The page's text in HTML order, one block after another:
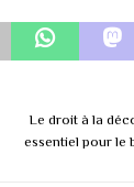
Le droit à la
essentiel pour le